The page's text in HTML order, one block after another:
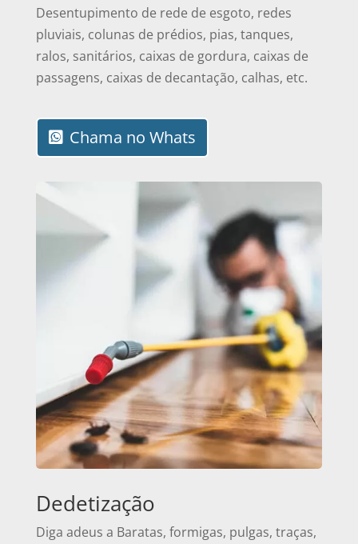
Desentupimento de rede de esgoto, redes
pluviais, colunas de prédios, pias, tanques,
ralos, sanitários, caixas de gordura, caixas de
passagens, caixas de decantação, calhas, etc.
Chama no Whats
Dedetização
Diga adeus a Baratas, formigas, pulgas, traças,